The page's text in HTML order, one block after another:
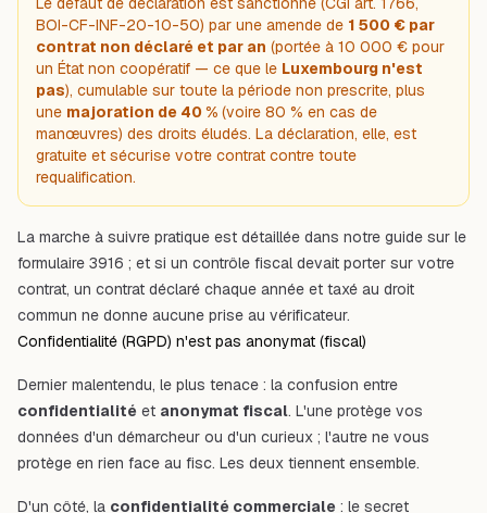
BOI-CF-INF-20-10-50) par une amende de 1 500 € par
contrat non déclaré et par an (portée à 10 000 € pour
un État non coopératif — ce que le Luxembourg n'est
pas), cumulable sur toute la période non prescrite, plus
une majoration de 40 % (voire 80 % en cas de
manœuvres) des droits éludés. La déclaration, elle, est
gratuite et sécurise votre contrat contre toute
requalification.
La marche à suivre pratique est détaillée dans notre guide sur le
formulaire 3916 ; et si un contrôle fiscaldevait porter sur votre
contrat, un contrat déclaré chaque année et taxé au droit
commun ne donne aucune prise au vérificateur.
Confidentialité (RGPD) n'est pas anonymat (fiscal)
Dernier malentendu, le plus tenace : la confusion entre
confidentialité et anonymat fiscal. L'une protège vos
données d'un démarcheur ou d'un curieux ; l'autre ne vous
protège en rien face au fisc. Les deux tiennent ensemble.
D'un côté, la confidentialité commerciale : le secret